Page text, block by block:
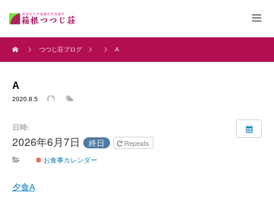
つつじ荘ブログ A
A
2020.8.5
日時:
2026年6月7日 終日
Repeats
お食事カレンダー
夕食A